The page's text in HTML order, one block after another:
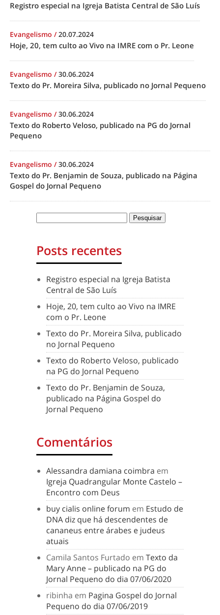
Registro especial na Igreja Batista Central de São Luís
Evangelismo /20.07.2024
Hoje, 20, tem culto ao Vivo na IMRE com o Pr. Leone
Evangelismo /30.06.2024
Texto do Pr. Moreira Silva, publicado no Jornal Pequeno
Evangelismo /30.06.2024
Texto do Roberto Veloso, publicado na PG do Jornal
Pequeno
Evangelismo /30.06.2024
Texto do Pr. Benjamin de Souza, publicado na Página
Gospel do Jornal Pequeno
Posts recentes
Registro especial na Igreja Batista
Central de São Luís
Hoje, 20, tem culto ao Vivo na IMRE
com o Pr. Leone
Texto do Pr. Moreira Silva, publicado
no Jornal Pequeno
Texto do Roberto Veloso, publicado
na PG do Jornal Pequeno
Texto do Pr. Benjamin de Souza,
publicado na Página Gospel do
Jornal Pequeno
Comentários
Alessandra damiana coimbra em
Igreja Quadrangular Monte Castelo –
Encontro com Deus
buy cialis online forum em Estudo de
DNA diz que há descendentes de
cananeus entre árabes e judeus
atuais
Camila Santos Furtado em Texto da
Mary Anne – publicado na PG do
Jornal Pequeno do dia 07/06/2020
ribinha em Pagina Gospel do Jornal
Pequeno do dia 07/06/2019